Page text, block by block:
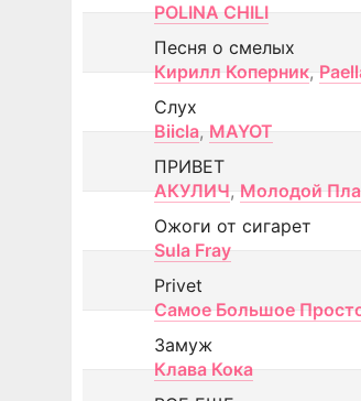
POLINA CHILI
Песня о смелых
Кирилл Коперник,
Слух
Biicla, MAYOT
ПРИВЕТ
АКУЛИЧ, Молодой
Ожоги от сигарет
Sula Fray
Privet
Самое Большое
Замуж
Клава Кока